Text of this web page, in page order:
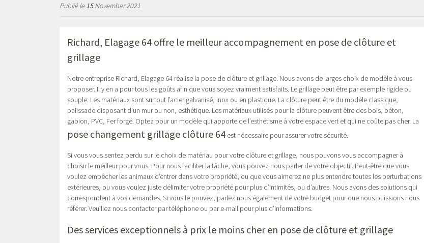
Publié le15November 2021
Richard, Elagage 64 offre le meilleur accompagnement en pose de clôture et
grillage
Notre entreprise Richard, Elagage 64 réalise la pose de clôture et grillage. Nous avons de larges choix de modèle à vous
proposer. Il y en a pour tous les goûts afin que vous soyez vraiment satisfaits. Le grillage peut être par exemple rigide ou
souple. Les matériaux sont surtout l’acier galvanisé, inox ou en plastique. La clôture peut être du modèle classique,
palissade disposant d'un mur ou non, esthétique. Les matériaux utilisés pour la clôture peuvent être des bois, béton,
gabion, PVC, Fer forgé. Optez pour un modèle qui apporte de l’esthétisme à votre espace vert et qui ne coûte pas cher. La
pose changement grillage clôture 64 est nécessaire pour assurer votre sécurité.
Si vous vous sentez perdu sur le choix de matériau pour votre clôture et grillage, nous pouvons vous accompagner à
choisir le meilleur pour vous. Pour nous faciliter la tâche, vous pouvez nous parler de votre objectif. Peut-être que vous
voulez empêcher les animaux d’entrer dans votre propriété, ou que vous aimerez ne plus entendre toutes les perturbations
extérieures, ou vous voulez juste délimiter votre propriété pour plus d’intimités, ou d’autres. Nous avons des solutions qui
correspondent à vos demandes. Si vous le pouvez, parlez nous également de votre budget pour que nous puissions nous
référer. Veuillez nous contacter par téléphone ou par e-mail pour plus d’informations.
Des services exceptionnels à prix le moins cher en pose de clôture et grillage